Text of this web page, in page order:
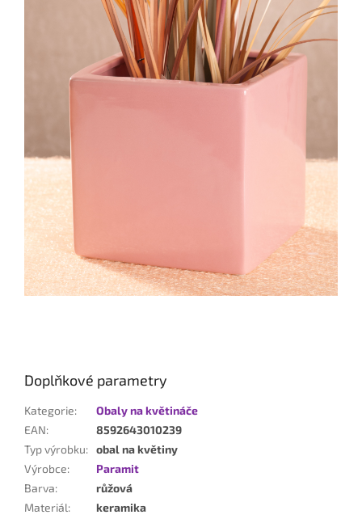
Doplňkové parametry
Kategorie:
Obaly na květináče
EAN:
8592643010239
Typ výrobku: obal na květiny
Výrobce:
Paramit
Barva:
růžová
Materiál:
keramika